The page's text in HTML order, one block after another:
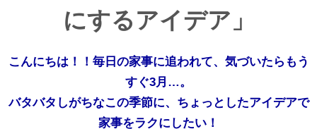
にするアイデア」
こんにちは！！毎日の家事に追われて、気づいたらもう
すぐ3月…。
バタバタしがちなこの季節に、ちょっとしたアイデアで
家事をラクにしたい！